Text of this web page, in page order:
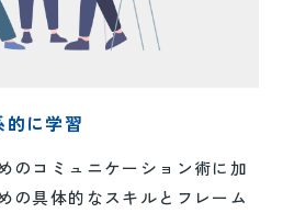
に学習
のコミュニケーション術に加
の具体的なスキルとフレーム